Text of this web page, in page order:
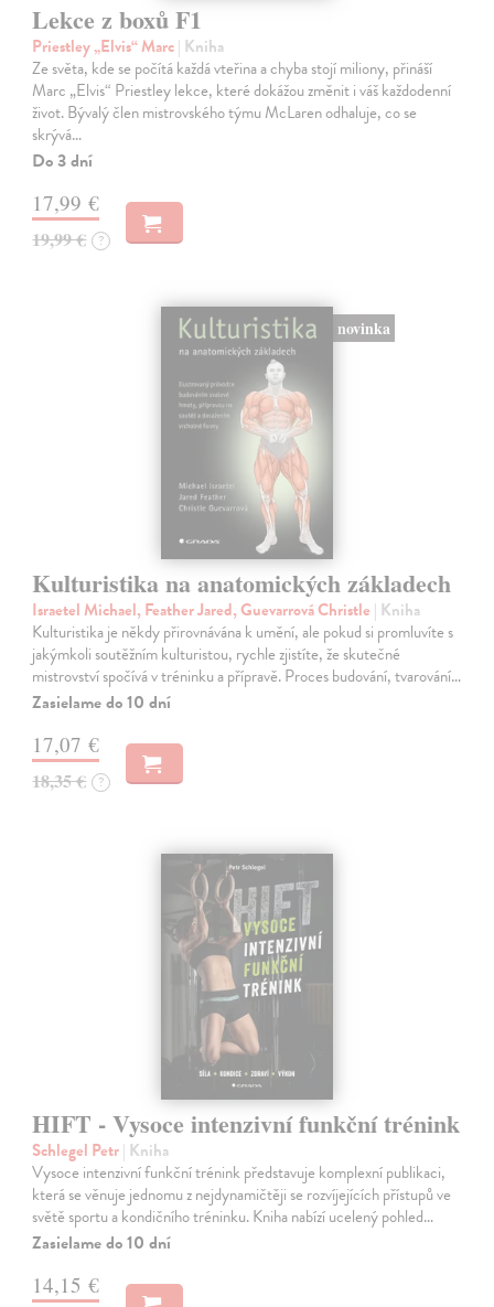
Lekce z boxů F1
Priestley „Elvis“ Marc| Kniha
Ze světa, kde se počítá každá vteřina a chyba stojí miliony, přináší
Marc „Elvis“ Priestley lekce, které dokážou změnit i váš každodenní
život. Bývalý člen mistrovského týmu McLaren odhaluje, co se
skrývá…
Do 3 dní
17,99 €
19,99 € ?
novinka
Kulturistika na anatomických základech
Israetel Michael, Feather Jared, Guevarrová Christle | Kniha
Kulturistika je někdy přirovnávána k umění, ale pokud si promluvíte s
jakýmkoli soutěžním kulturistou, rychle zjistíte, že skutečné
mistrovství spočívá v tréninku a přípravě. Proces budování, tvarování…
Zasielame do 10 dní
17,07 €
18,35 € ?
HIFT - Vysoce intenzivní funkční trénink
Schlegel Petr| Kniha
Vysoce intenzivní funkční trénink představuje komplexní publikaci,
která se věnuje jednomu z nejdynamičtěji se rozvíjejících přístupů ve
světě sportu a kondičního tréninku. Kniha nabízí ucelený pohled…
Zasielame do 10 dní
14,15 €